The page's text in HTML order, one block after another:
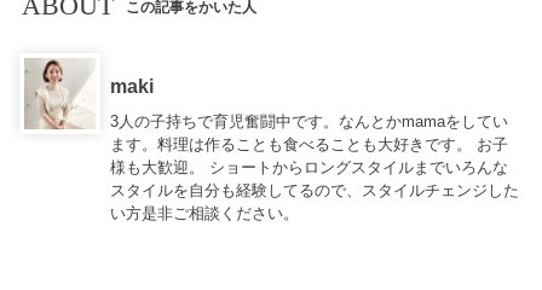
ABOUT この記事をかいた人
maki
3人の子持ちで育児奮闘中です。なんとかmamaをしてい
ます。料理は作ることも食べることも大好きです。 お子
様も大歓迎。 ショートからロングスタイルまでいろんな
スタイルを自分も経験してるので、スタイルチェンジした
い方是非ご相談ください。